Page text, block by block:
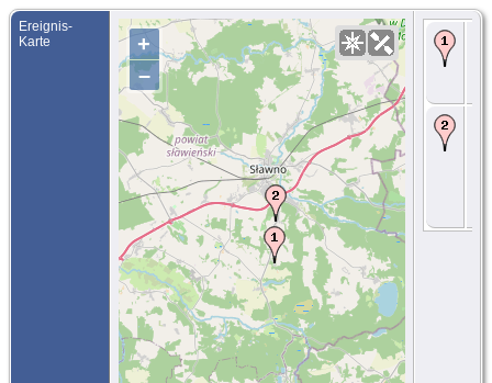
Ereignis-
Karte
+
–